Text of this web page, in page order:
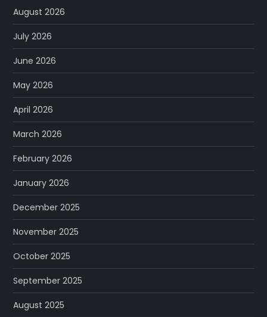
August 2026
July 2026
June 2026
May 2026
April 2026
March 2026
February 2026
January 2026
December 2025
November 2025
October 2025
September 2025
August 2025